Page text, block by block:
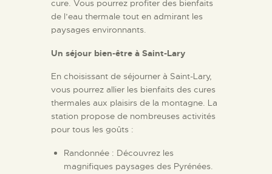
cure. Vous pourrez profiter des bienfaits
de l’eau thermale tout en admirant les
paysages environnants.
Un séjour bien-être à Saint-Lary
En choisissant de séjourner à Saint-Lary,
vous pourrez allier les bienfaits des cures
thermales aux plaisirs de la montagne. La
station propose de nombreuses activités
pour tous les goûts :
Randonnée : Découvrez les
magnifiques paysages des Pyrénées.